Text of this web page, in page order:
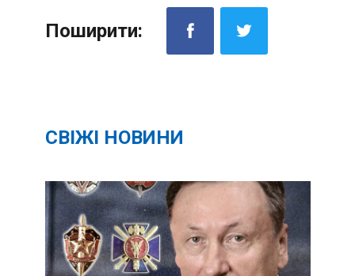
Поширити:
СВІЖІ НОВИНИ